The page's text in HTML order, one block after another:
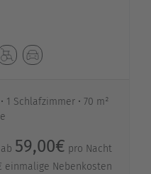
1 Schlafzimmer
70 m²
ab 59,00€ pro Nacht
einmalige Nebenkosten